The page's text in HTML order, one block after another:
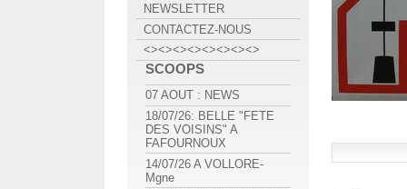
NEWSLETTER
CONTACTEZ-NOUS
<><><><><><><><>
SCOOPS
07 AOUT : NEWS
18/07/26: BELLE "FETE
DES VOISINS" A
FAFOURNOUX
14/07/26 A VOLLORE-
Mgne